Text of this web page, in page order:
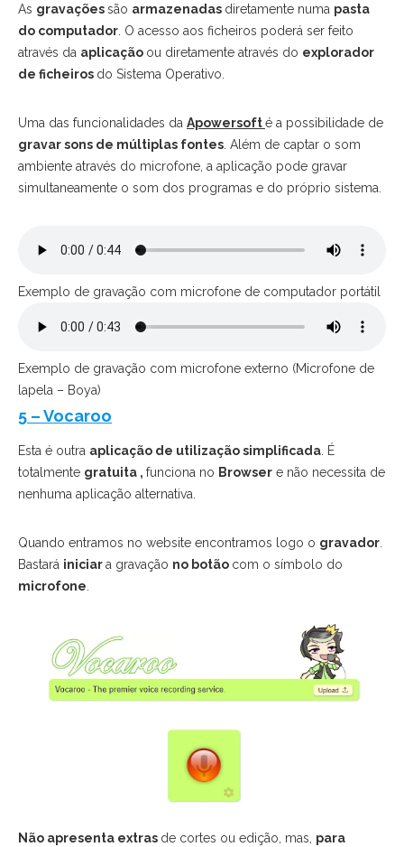
As gravaçõessão armazenadas diretamente numa pasta
do computador . O acesso aos ficheiros poderá ser feito
através da aplicação ou diretamente através do explorador
de ficheiros do Sistema Operativo.
Uma das funcionalidades da Apowersofté a possibilidade de
gravar sons de múltiplas fontes . Além de captar o som
ambiente através do microfone, a aplicação pode gravar
simultaneamente o som dos programas e do próprio sistema.
Exemplo de gravação com microfone de computador portátil
Exemplo de gravação com microfone externo (Microfone de
lapela – Boya)
5 – Vocaroo
Esta é outra aplicação de utilização simplificada . É
totalmente gratuita , funciona no Browser e não necessita de
nenhuma aplicação alternativa.
Quando entramos no website encontramos logo o gravador
Bastará iniciara gravação no botão com o símbolo do
microfone
Não apresenta extras de cortes ou edição, mas, para